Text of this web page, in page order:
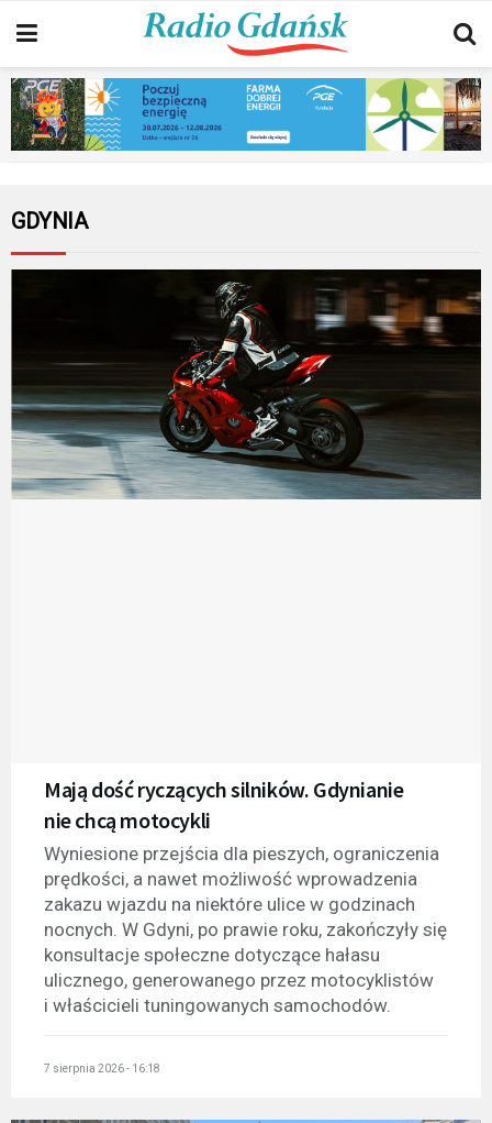
GDYNIA
Mają dość ryczących silników. Gdynianie
nie chcą motocykli
Wyniesione przejścia dla pieszych, ograniczenia
prędkości, a nawet możliwość wprowadzenia
zakazu wjazdu na niektóre ulice w godzinach
nocnych. W Gdyni, po prawie roku, zakończyły się
konsultacje społeczne dotyczące hałasu
ulicznego, generowanego przez motocyklistów
i właścicieli tuningowanych samochodów.
7 sierpnia 2026 - 16:18